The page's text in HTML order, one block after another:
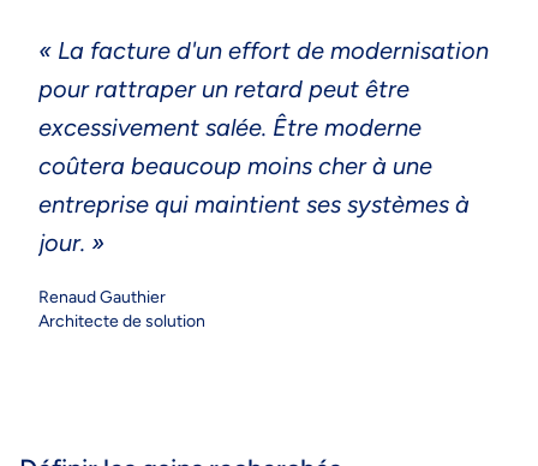
« La facture d'un effort de modernisation
pour rattraper un retard peut être
excessivement salée. Être moderne
coûtera beaucoup moins cher à une
entreprise qui maintient ses systèmes à
jour. »
Renaud Gauthier
Architecte de solution